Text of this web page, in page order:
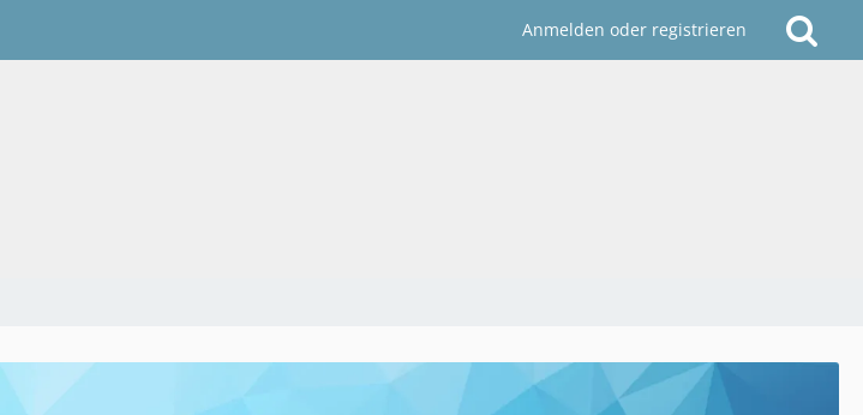
Anmelden oder registrieren